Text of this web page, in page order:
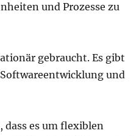
und Prozesse zu
gebraucht. Es gibt
und
es um flexiblen